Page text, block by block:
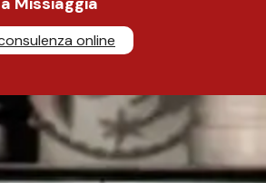
online